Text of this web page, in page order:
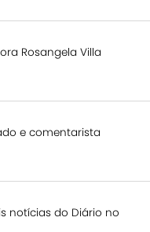
Rosangela Villa
e comentarista
notícias do Diário no